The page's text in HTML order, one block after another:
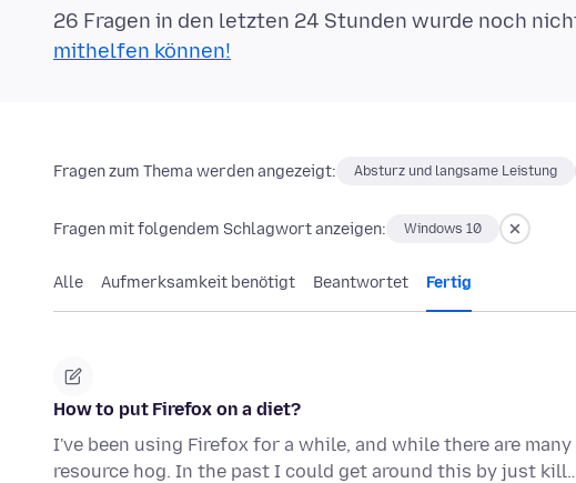
26 Fragen in den letzten 24 Stunden wurde noch
mithelfen können!
Fragen zum Thema werden angezeigt: Absturz und langsame Leistung
Fragen mit folgendem Schlagwort anzeigen: Windows 10
Alle Aufmerksamkeit benötigt Beantwortet Fertig
How to put Firefox on a diet?
I've been using Firefox for a while, and while there are
resource hog. In the past I could get around this by just